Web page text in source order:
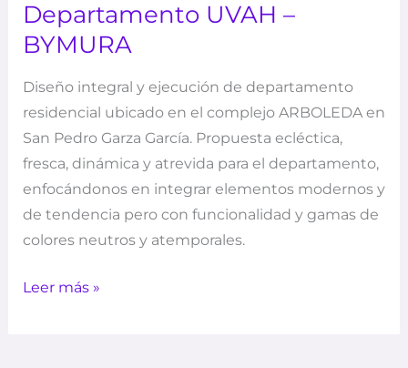
Departamento UVAH –
BYMURA
Diseño integral y ejecución de departamento
residencial ubicado en el complejo ARBOLEDA en
San Pedro Garza García. Propuesta ecléctica,
fresca, dinámica y atrevida para el departamento,
enfocándonos en integrar elementos modernos y
de tendencia pero con funcionalidad y gamas de
colores neutros y atemporales.
Leer más »